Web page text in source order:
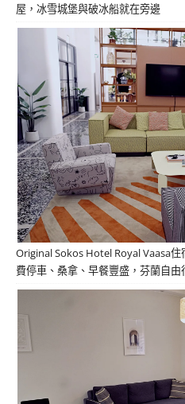
屋，冰雪城堡與破冰船就在旁邊
Original Sokos Hotel Royal Vaasa
費停車、桑拿、早餐豐盛，芬蘭自由